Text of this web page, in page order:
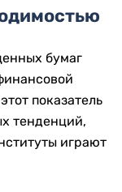
бумаг
показатель
тенденций,
играют